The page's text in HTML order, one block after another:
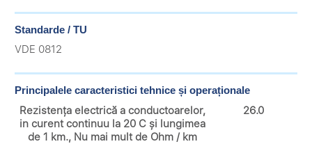
Standarde / TU
VDE 0812
Principalele caracteristici tehnice și operaționale
Rezistența electrică a conductoarelor,
in curent continuu la 20 C și lungimea
de 1 km., Nu mai mult de Ohm / km
26.0